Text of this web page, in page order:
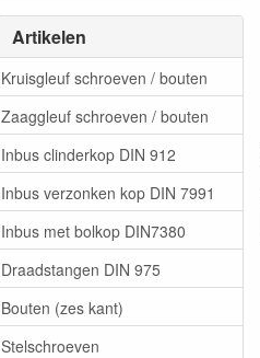
Artikelen
Kruisgleuf schroeven / bouten
Zaaggleuf schroeven / bouten
Inbus clinderkop DIN 912
Inbus verzonken kop DIN 7991
Inbus met bolkop DIN7380
Draadstangen DIN 975
Bouten (zes kant)
Stelschroeven